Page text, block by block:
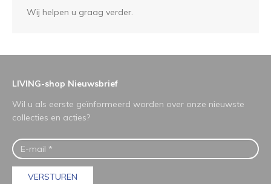
Wij helpen u graag verder.
LIVING-shop Nieuwsbrief
Wil u als eerste geïnformeerd worden over onze nieuwste
collecties en acties?
VERSTUREN